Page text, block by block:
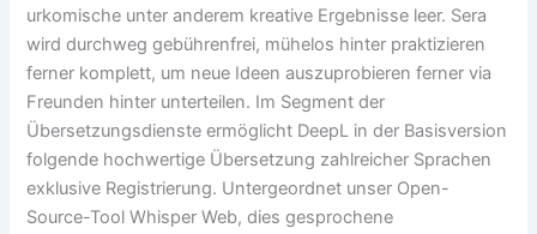
urkomische unter anderem kreative Ergebnisse leer. Sera
wird durchweg gebührenfrei, mühelos hinter praktizieren
ferner komplett, um neue Ideen auszuprobieren ferner via
Freunden hinter unterteilen. Im Segment der
Übersetzungsdienste ermöglicht DeepL in der Basisversion
folgende hochwertige Übersetzung zahlreicher Sprachen
exklusive Registrierung. Untergeordnet unser Open-
Source-Tool Whisper Web, dies gesprochene